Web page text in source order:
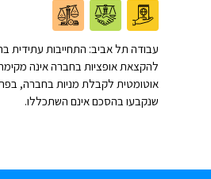
עבודה תל אביב: התחייבות עתידית
להקצאת אופציות בחברה אינה
אוטומטית לקבלת מניות בחברה,
שנקבעו בהסכם אינם השתכללו.